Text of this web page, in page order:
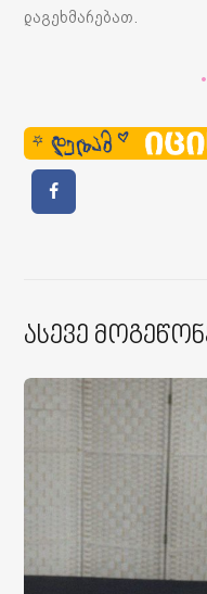
დაგეხმარებათ.
Ასევე